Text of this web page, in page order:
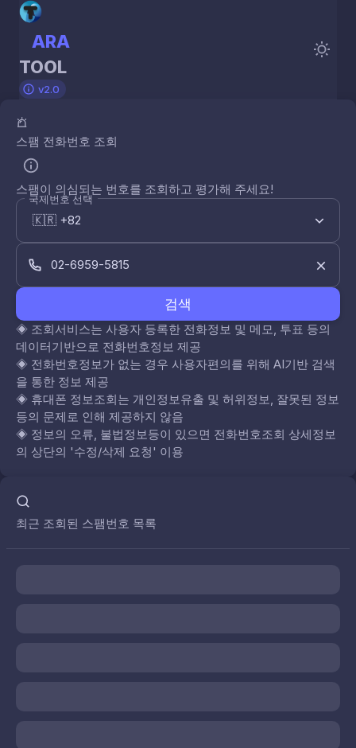
ARA
TOOL
v2.0
스팸 전화번호 조회
스팸이 의심되는 번호를 조회하고 평가해 주세요!
국제번호 선택
검색
◈ 조회서비스는 사용자 등록한 전화정보 및 메모, 투표 등의
데이터기반으로 전화번호정보 제공
◈ 전화번호정보가 없는 경우 사용자편의를 위해 AI기반 검색
을 통한 정보 제공
◈ 휴대폰 정보조회는 개인정보유출 및 허위정보, 잘못된 정보
등의 문제로 인해 제공하지 않음
◈ 정보의 오류, 불법정보등이 있으면 전화번호조회 상세정보
의 상단의 '수정/삭제 요청' 이용
최근 조회된 스팸번호 목록